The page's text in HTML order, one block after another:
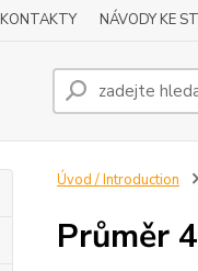
KONTAKTY NÁVODY KE
Úvod / Introduction
Průměr